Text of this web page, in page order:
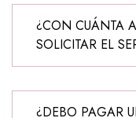
¿CON CUÁNTA
SOLICITAR EL
¿DEBO PAGAR